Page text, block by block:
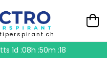
1d :08h :50m :18